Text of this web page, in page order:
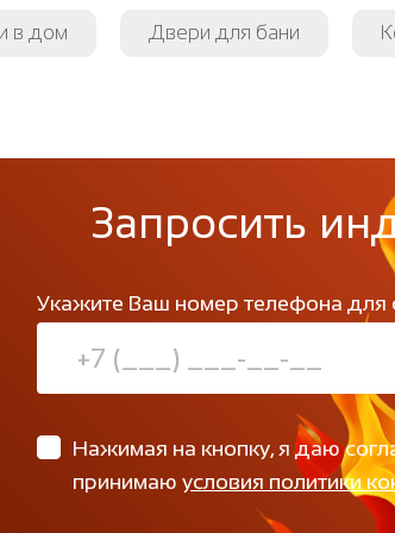
в дом Двери для бани
Запросить
Укажите Ваш номер телефона для
Нажимая на кнопку, я даю
принимаю условия политики